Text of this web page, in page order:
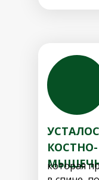
КОСТНО-
которая